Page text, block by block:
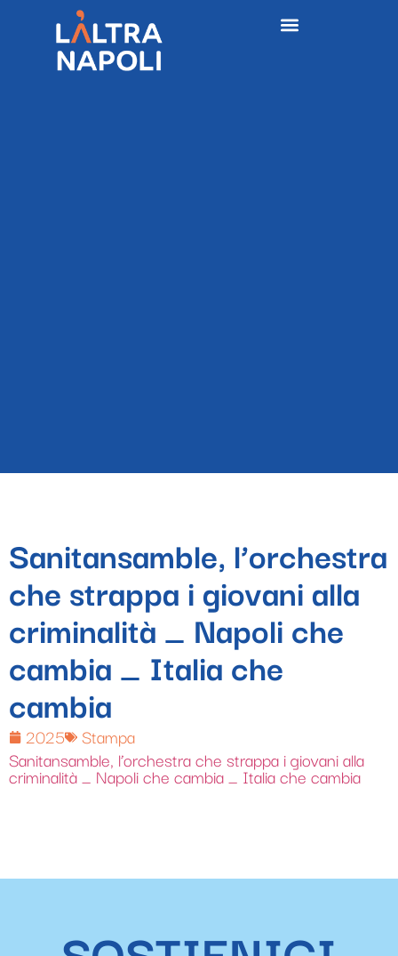
Sanitansamble, l’orchestra
che strappa i giovani alla
criminalità _ Napoli che
cambia _ Italia che
cambia
2025
Stampa
Sanitansamble, l’orchestra che strappa i giovani alla
criminalità _ Napoli che cambia _ Italia che cambia